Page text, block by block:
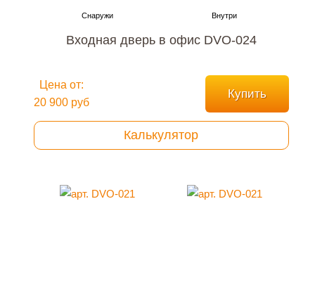
Входная дверь в офис DVO-024
Цена от:
20 900 руб
Купить
Калькулятор